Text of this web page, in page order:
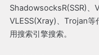
ShadowsocksR(SSR)、
VLESS(Xray)、Trojan等
用搜索引擎搜索。